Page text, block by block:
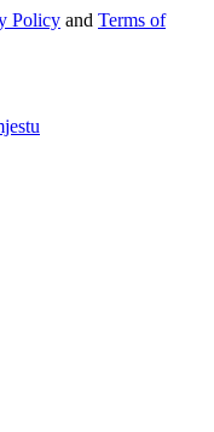
Policy and Terms of